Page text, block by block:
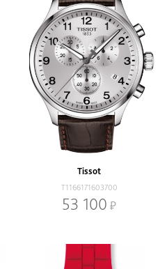
Tissot
T1166171603700
53 100